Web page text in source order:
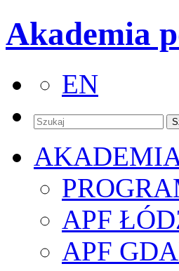
Akademia
EN
APF
APF